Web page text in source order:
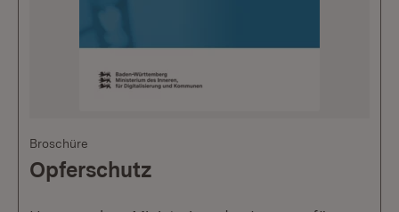
Broschüre
Opferschutz